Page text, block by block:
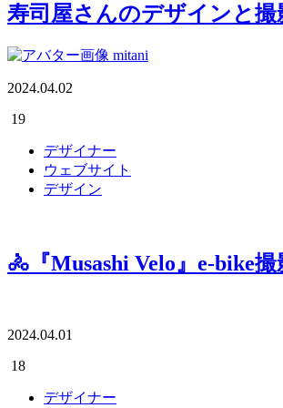
寿司屋さんのデザインと撮
mitani
2024.04.02
19
デザイナー
ウェブサイト
デザイン
🚴『Musashi Velo』e-bike
2024.04.01
18
デザイナー